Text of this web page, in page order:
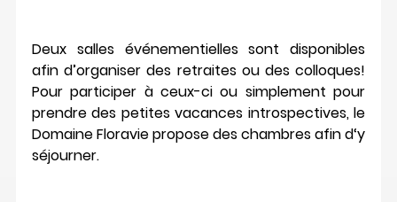
Deux salles événementielles sont disponibles
afin d’organiser des retraites ou des colloques!
Pour participer à ceux-ci ou simplement pour
prendre des petites vacances introspectives, le
Domaine Floravie propose des chambres afin d‘y
séjourner.